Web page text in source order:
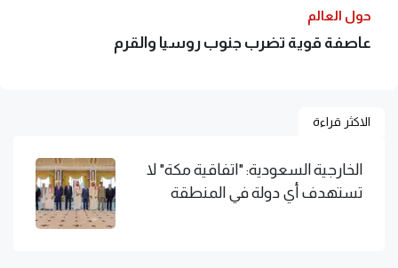
حول العالم
عاصفة قوية تضرب جنوب روسيا والقرم
الاكثر قراءة
الخارجية السعودية: "اتفاقية مكة" لا
تستهدف أي دولة في المنطقة